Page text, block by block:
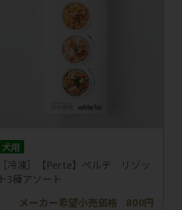
犬用
［冷凍］【Per te】ペルテ リゾッ
ト3種アソート
メーカー希望小売価格
800円